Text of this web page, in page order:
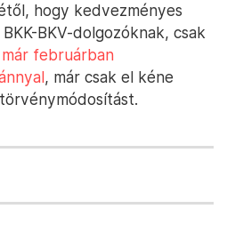
hogy kedvezményes
BKV-dolgozóknak, csak
februárban
, már csak el kéne